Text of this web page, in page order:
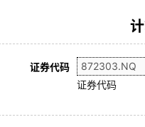
证券代码
证券代码